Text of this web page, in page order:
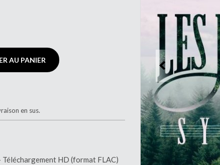
AU PANIER
en sus.
Téléchargement HD (format FLAC)